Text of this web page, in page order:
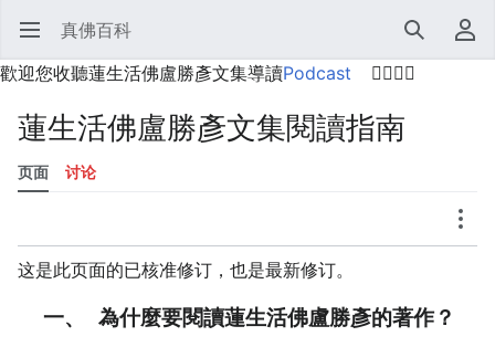
打开主菜单 真佛百科 搜索
用户菜单
歡迎您收聽蓮生活佛盧勝彥文集導讀Podcast 🙋‍♂️🙋‍♀️
蓮生活佛盧勝彥文集閱讀指南
页面 讨论
这是此页面的已核准修订，也是最新修订。
一、 為什麼要閱讀蓮生活佛盧勝彥的著作？